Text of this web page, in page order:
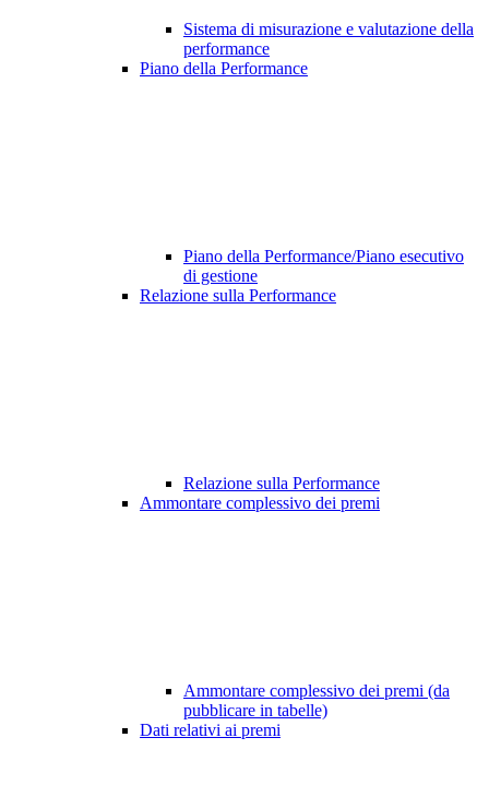
Sistema di misurazione e valutazione della
performance
Piano della Performance
Piano della Performance/Piano esecutivo
di gestione
Relazione sulla Performance
Relazione sulla Performance
Ammontare complessivo dei premi
Ammontare complessivo dei premi (da
pubblicare in tabelle)
Dati relativi ai premi